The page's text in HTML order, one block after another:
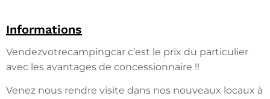
Informations
Vendezvotrecampingcar c’est le prix du particulier
avec les avantages de concessionnaire !!
Venez nous rendre visite dans nos nouveaux locaux à